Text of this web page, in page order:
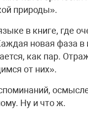
природы».
в книге, где
новая фаза в
как пар.
от них».
Ну и что ж.